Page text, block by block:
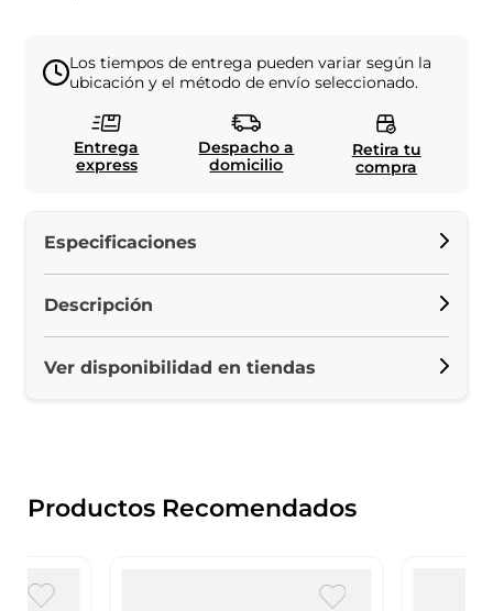
Los tiempos de entrega pueden variar según la
ubicación y el método de envío seleccionado.
Entrega
express
Despacho a
domicilio
Retira tu
compra
Especificaciones
Descripción
Ver disponibilidad en tiendas
Productos Recomendados